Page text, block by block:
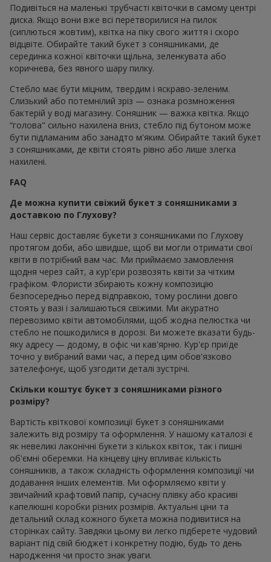
Подивіться на маленькі трубчасті квіточки в самому центрі
диска. Якщо вони вже всі перетворилися на пилок
(сиплються жовтим), квітка на піку свого життя і скоро
відцвіте. Обирайте такий букет з соняшниками, де
серединка кожної квіточки щільна, зеленкувата або
коричнева, без явного шару пилку.
Стебло має бути міцним, твердим і яскраво-зеленим.
Слизький або потемнілий зріз — ознака розмноження
бактерій у воді магазину. Соняшник — важка квітка. Якщо
“голова" сильно нахилена вниз, стебло під бутоном може
бути підламаним або занадто м'яким. Обирайте такий букет
з соняшниками, де квіти стоять рівно або лише злегка
нахилені.
FAQ
Де можна купити свіжий букет з соняшниками з
доставкою по Глухову?
Наш сервіс доставляє букети з соняшниками по Глухову
протягом доби, або швидше, щоб ви могли отримати свої
квіти в потрібний вам час. Ми приймаємо замовлення
щодня через сайт, а кур'єри розвозять квіти за чітким
графіком. Флористи збирають кожну композицію
безпосередньо перед відправкою, тому рослини довго
стоять у вазі і залишаються свіжими. Ми акуратно
перевозимо квіти автомобілями, щоб жодна пелюстка чи
стебло не пошкодилися в дорозі. Ви можете вказати будь-
яку адресу — додому, в офіс чи кав'ярню. Кур'єр приїде
точно у вибраний вами час, а перед цим обов'язково
зателефонує, щоб узгодити деталі зустрічі.
Скільки коштує букет з соняшниками різного
розміру?
Вартість квіткової композиції букет з соняшниками
залежить від розміру та оформлення. У нашому каталозі є
як невеликі лаконічні букети з кількох квіток, так і пишні
об'ємні оберемки. На кінцеву ціну впливає кількість
соняшників, а також складність оформлення композиції чи
додавання інших елементів. Ми оформляємо квіти у
звичайний крафтовий папір, сучасну плівку або красиві
капелюшні коробки різних розмірів. Актуальні ціни та
детальний склад кожного букета можна подивитися на
сторінках сайту. Завдяки цьому ви легко підберете чудовий
варіант під свій бюджет і конкретну подію, будь то день
народження чи просто знак уваги.